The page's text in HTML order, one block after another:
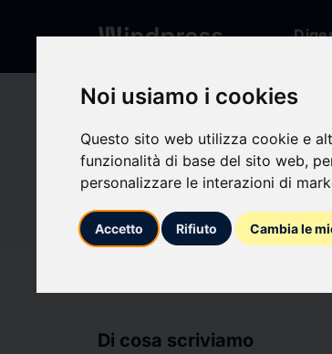
Noi usiamo i cookies
Questo sito web utilizza cookie e
funzionalità di base del sito web,
personalizzare le interazioni di
Accetto Rifiuto Cambia le
Network Società
RH
Non verificato
Di cosa scriviamo